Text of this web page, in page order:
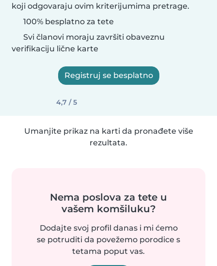
koji odgovaraju ovim kriterijumima pretrage.
100% besplatno za tete
Svi članovi moraju završiti obaveznu
verifikaciju lične karte
Registruj se besplatno
4,7 / 5
Umanjite prikaz na karti da pronađete više
rezultata.
Nema poslova za tete u
vašem komšiluku?
Dodajte svoj profil danas i mi ćemo
se potruditi da povežemo porodice s
tetama poput vas.